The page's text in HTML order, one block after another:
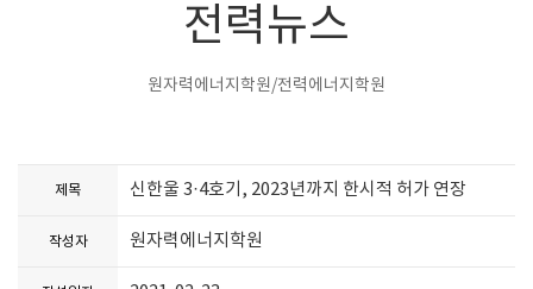
전력뉴스
원자력에너지학원/전력에너지학원
제목 신한울 3·4호기, 2023년까지 한시적 허가 연장
작성자 원자력에너지학원